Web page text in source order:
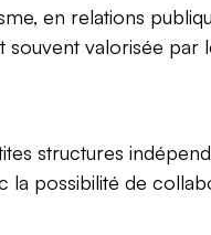
en relations
souvent valorisée par
structures
la possibilité de